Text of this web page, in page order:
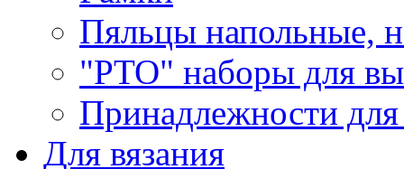
Пяльцы напольные,
"РТО" наборы для
Принадлежности
Для вязания